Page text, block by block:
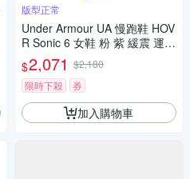
版型正常
Under Armour UA 慢跑鞋 HOV
R Sonic 6 女鞋 粉 紫 緩震 運動
鞋 3026128603
$2,071 $2,180
限時下殺
券
加入購物車